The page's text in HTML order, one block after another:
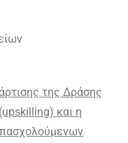
της Δράσης
και η